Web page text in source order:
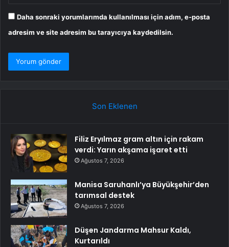
Daha sonraki yorumlarımda kullanılması için adım, e-posta
adresim ve site adresim bu tarayıcıya kaydedilsin.
Son Eklenen
Filiz Eryılmaz gram altın için rakam
verdi: Yarın akşama işaret etti
Ağustos 7, 2026
Manisa Saruhanlı’ya Büyükşehir’den
tarımsal destek
Ağustos 7, 2026
Düşen Jandarma Mahsur Kaldı,
Kurtarıldı